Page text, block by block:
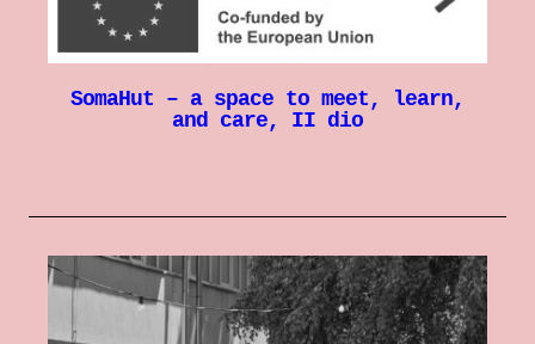
SomaHut – a space to meet, learn,
and care, II dio